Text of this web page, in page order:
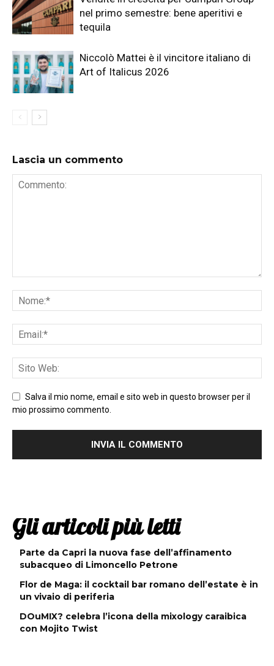
nel primo semestre: bene aperitivi e
tequila
Niccolò Mattei è il vincitore italiano di
Art of Italicus 2026
Lascia un commento
Salva il mio nome, email e sito web in questo browser per il
mio prossimo commento.
Gli articoli più letti
Parte da Capri la nuova fase dell’affinamento
subacqueo di Limoncello Petrone
Flor de Maga: il cocktail bar romano dell’estate è in
un vivaio di periferia
DOuMIX? celebra l’icona della mixology caraibica
con Mojito Twist